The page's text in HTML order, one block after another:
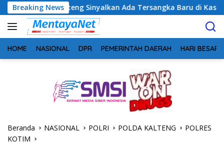
Langsung
ke
konten
Breaking News
Sinyalkan Ada Tersangka Baru di Kasus Hibah Rp40
HOME NASIONAL DPR PEMERINTAH DAERAH HARI BESAR
Beranda NASIONAL POLRI POLDA KALTENG
POLRES
KOTIM